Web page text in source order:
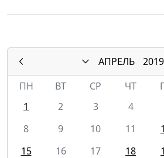
АПРЕЛЬ
2019
ПН
ВТ СР ЧТ
1
2 3 4
8
9 10 11
15
16 17 18